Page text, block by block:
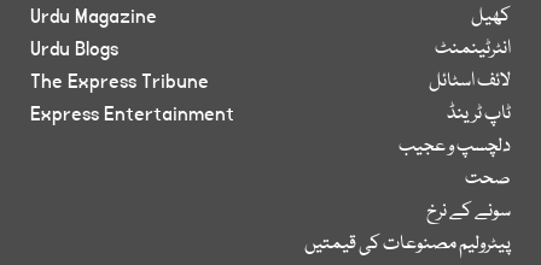
کھیل
انٹرٹینمنٹ
لائف اسٹائل
ٹاپ ٹرینڈ
دلچسپ و عجیب
صحت
سونے کے نرخ
پیٹرولیم مصنوعات کی قیمتیں
Urdu Magazine
Urdu Blogs
The Express Tribune
Express Entertainment